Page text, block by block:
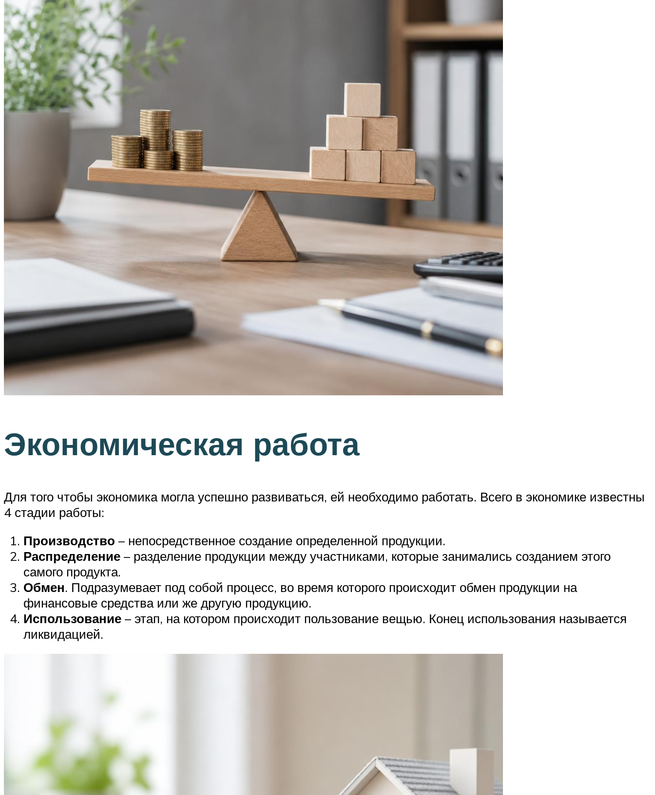
Экономическая работа
Для того чтобы экономика могла успешно развиваться, ей необходимо работать. Всего в экономике известны
4 стадии работы:
Производство – непосредственное создание определенной продукции.
Распределение – разделение продукции между участниками, которые занимались созданием этого
самого продукта.
Обмен. Подразумевает под собой процесс, во время которого происходит обмен продукции на
финансовые средства или же другую продукцию.
Использование – этап, на котором происходит пользование вещью. Конец использования называется
ликвидацией.